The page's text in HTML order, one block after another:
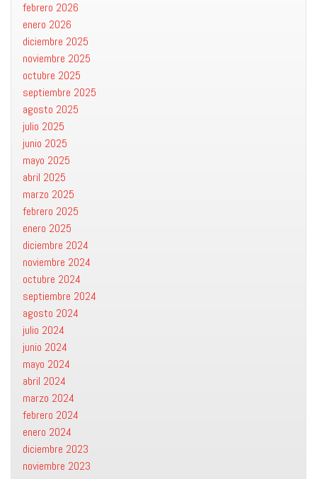
febrero 2026
enero 2026
diciembre 2025
noviembre 2025
octubre 2025
septiembre 2025
agosto 2025
julio 2025
junio 2025
mayo 2025
abril 2025
marzo 2025
febrero 2025
enero 2025
diciembre 2024
noviembre 2024
octubre 2024
septiembre 2024
agosto 2024
julio 2024
junio 2024
mayo 2024
abril 2024
marzo 2024
febrero 2024
enero 2024
diciembre 2023
noviembre 2023